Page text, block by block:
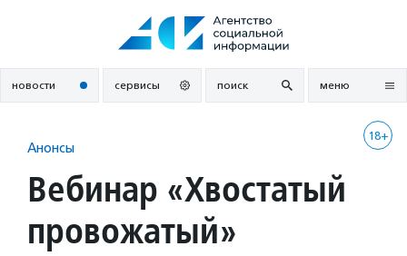
новости сервисы поиск меню
18+
Анонсы
Вебинар «Хвостатый
провожатый»